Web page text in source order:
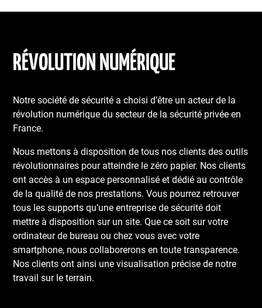
RÉVOLUTION NUMÉRIQUE
Notre société de sécurité a choisi d’être un acteur de la
révolution numérique du secteur de la sécurité privée en
France.
Nous mettons à disposition de tous nos clients des outils
révolutionnaires pour atteindre le zéro papier. Nos clients
ont accès à un espace personnalisé et dédié au contrôle
de la qualité de nos prestations. Vous pourrez retrouver
tous les supports qu’une entreprise de sécurité doit
mettre à disposition sur un site. Que ce soit sur votre
ordinateur de bureau ou chez vous avec votre
smartphone, nous collaborerons en toute transparence.
Nos clients ont ainsi une visualisation précise de notre
travail sur le terrain.